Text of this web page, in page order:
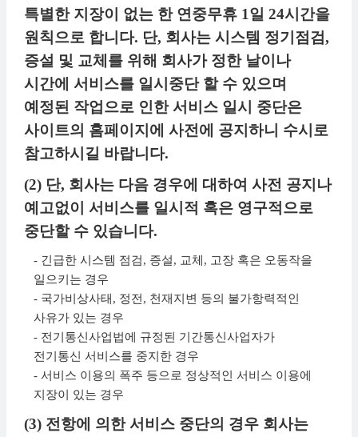
특별한 지장이 없는 한 연중무휴 1일 24시간을
원칙으로 합니다. 단, 회사는 시스템 정기점검,
증설 및 교체를 위해 회사가 정한 날이나
시간에 서비스를 일시중단 할 수 있으며
예정된 작업으로 인한 서비스 일시 중단은
사이트의 홈페이지에 사전에 공지하니 수시로
참고하시길 바랍니다.
(2) 단, 회사는 다음 경우에 대하여 사전 공지나
예고없이 서비스를 일시적 혹은 영구적으로
중단할 수 있습니다.
- 긴급한 시스템 점검, 증설, 교체, 고장 혹은 오동작을
일으키는 경우
- 국가비상사태, 정전, 천재지변 등의 불가항력적인
사유가 있는 경우
- 전기통신사업법에 규정된 기간통신사업자가
전기통신 서비스를 중지한 경우
- 서비스 이용의 폭주 등으로 정상적인 서비스 이용에
지장이 있는 경우
(3) 전항에 의한 서비스 중단의 경우 회사는